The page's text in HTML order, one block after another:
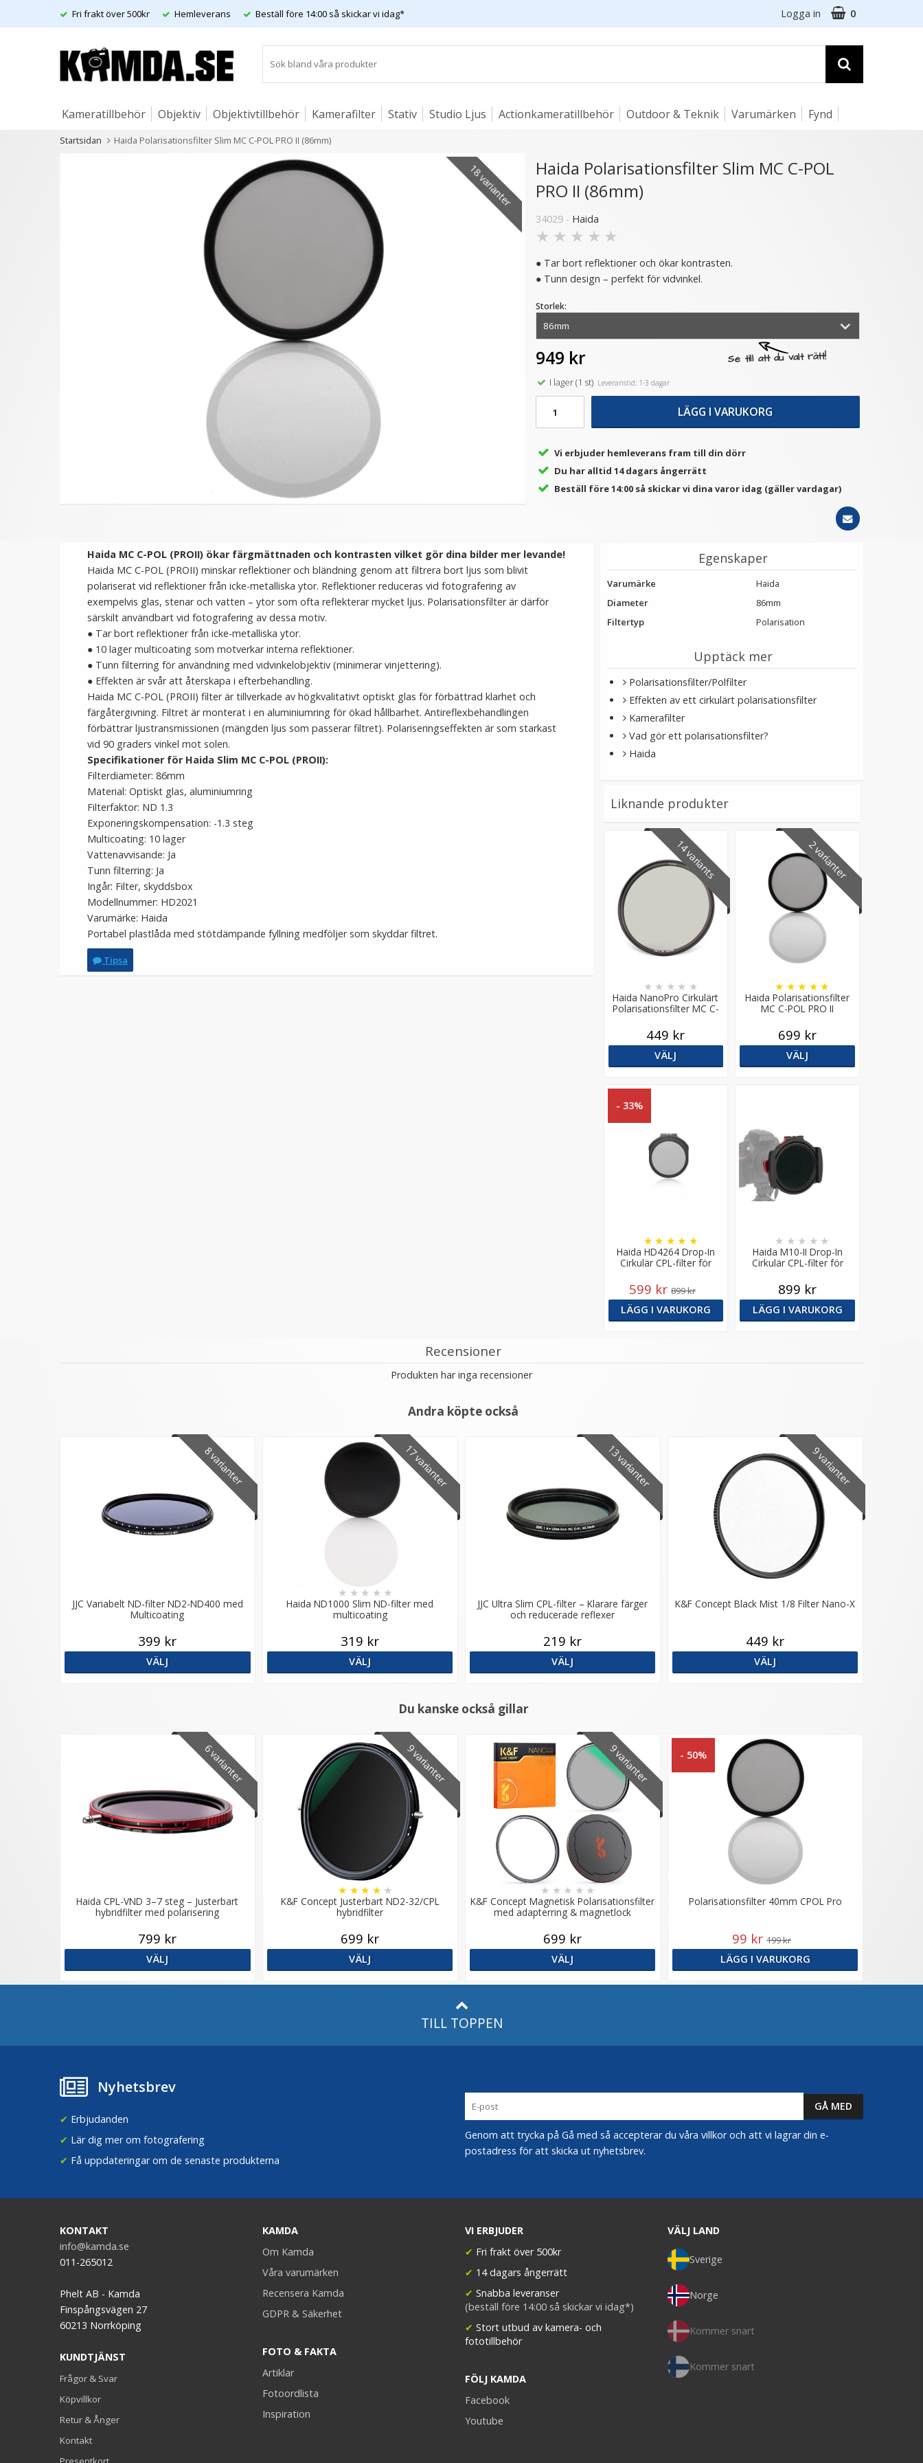
Fri frakt över 500kr Hemleverans Beställ före 14:00 så skickar vi idag* Logga in 0
Kameratillbehör Objektiv Objektivtillbehör Kamerafilter Stativ Studio Ljus Actionkameratillbehör Outdoor & Teknik Varumärken Fynd
Artiklar
Startsidan Haida Polarisationsfilter Slim MC C-POL PRO II (86mm)
JJC Snap-on främre
objektivlock med snodd –
skyddar och förenklar
★★ ★★★
Kiwifotos Främre
Objektivlock Center Pinch –
Snap-On
69 kr
Step Up Ring 67-72mm -
Gör filtergängan större
★★★
Gör filtergängan större
79 kr
LÄGG I VARUKORG
JJC Filterfodral för 4x filter
★★★★★
LÄGG I VARUKORG
18 varianter
Haida Polarisationsfilter Slim MC C-POL
PRO II (86mm)
34029 - Haida
★ ★ ★ ★ ★
● Tar bort reflektioner och ökar kontrasten.
● Tunn design – perfekt för vidvinkel.
Se till att du valt rätt!
Storlek:
949 kr
I lager (1 st)Leveranstid: 1-3 dagar
LÄGG I VARUKORG
Vi erbjuder hemleverans fram till din dörr
Du har alltid 14 dagars ångerrätt
Beställ före 14:00 så skickar vi dina varor idag (gäller vardagar)
Haida MC C-POL (PROII) ökar färgmättnaden och kontrasten vilket gör dina bilder mer levande!
Haida MC C-POL (PROII) minskar reflektioner och bländning genom att filtrera bort ljus som blivit
polariserat vid reflektioner från icke-metalliska ytor. Reflektioner reduceras vid fotografering av
exempelvis glas, stenar och vatten – ytor som ofta reflekterar mycket ljus. Polarisationsfilter är därför
särskilt användbart vid fotografering av dessa motiv.
● Tar bort reflektioner från icke-metalliska ytor.
● 10 lager multicoating som motverkar interna reflektioner.
● Tunn filterring för användning med vidvinkelobjektiv (minimerar vinjettering).
● Effekten är svår att återskapa i efterbehandling.
Haida MC C-POL (PROII) filter är tillverkade av högkvalitativt optiskt glas för förbättrad klarhet och
färgåtergivning. Filtret är monterat i en aluminiumring för ökad hållbarhet. Antireflexbehandlingen
förbättrar ljustransmissionen (mängden ljus som passerar filtret). Polariseringseffekten är som starkast
vid 90 graders vinkel mot solen.
Specifikationer för Haida Slim MC C-POL (PROII):
Filterdiameter: 86mm
Material: Optiskt glas, aluminiumring
Filterfaktor: ND 1.3
Exponeringskompensation: -1.3 steg
Multicoating: 10 lager
Vattenavvisande: Ja
Tunn filterring: Ja
Ingår: Filter, skyddsbox
Modellnummer: HD2021
Varumärke: Haida
Portabel plastlåda med stötdämpande fyllning medföljer som skyddar filtret.
Tipsa
Egenskaper
Varumärke
Haida
Diameter
86mm
Filtertyp
Polarisation
Upptäck mer
Polarisationsfilter/Polfilter
Effekten av ett cirkulärt polarisationsfilter
Kamerafilter
Vad gör ett polarisationsfilter?
Haida
Liknande produkter
14 variants
Haida NanoPro Cirkulärt
Polarisationsfilter MC C-
★ ★ ★ ★ ★
449 kr
VÄLJ
2 varianter
Haida Polarisationsfilter
MC C-POL PRO II
★ ★ ★ ★ ★
699 kr
VÄLJ
- 33%
Haida HD4264 Drop-In
Cirkulär CPL-filter för
★ ★ ★ ★ ★
599 kr 899 kr
LÄGG I VARUKORG
Haida M10-II Drop-In
Cirkulär CPL-filter för
★ ★ ★ ★ ★
899 kr
LÄGG I VARUKORG
Recensioner
Produkten har inga recensioner
Andra köpte också
8 varianter
JJC Variabelt ND-filter ND2-ND400 med
Multicoating
399 kr
VÄLJ
17 varianter
Haida ND1000 Slim ND-filter med
multicoating
★ ★ ★ ★ ★
319 kr
VÄLJ
13 varianter
JJC Ultra Slim CPL-filter – Klarare färger
och reducerade reflexer
219 kr
VÄLJ
9 varianter
K&F Concept Black Mist 1/8 Filter Nano-X
449 kr
VÄLJ
Du kanske också gillar
6 varianter
Haida CPL-VND 3–7 steg – Justerbart
hybridfilter med polarisering
799 kr
VÄLJ
9 varianter
K&F Concept Justerbart ND2-32/CPL
hybridfilter
★ ★ ★ ★ ★
699 kr
VÄLJ
9 varianter
K&F Concept Magnetisk Polarisationsfilter
med adapterring & magnetlock
★ ★ ★ ★ ★
699 kr
VÄLJ
- 50%
Polarisationsfilter 40mm CPOL Pro
99 kr 199 kr
LÄGG I VARUKORG
TILL TOPPEN
Nyhetsbrev
✔ Erbjudanden
✔ Lär dig mer om fotografering
✔ Få uppdateringar om de senaste produkterna
Genom att trycka på Gå med så accepterar du våra villkor och att vi lagrar din e-
postadress för att skicka ut nyhetsbrev.
KONTAKT
info@kamda.se
011-265012
Phelt AB - Kamda
Finspångsvägen 27
60213 Norrköping
KUNDTJÄNST
Frågor & Svar
Köpvillkor
Retur & Ånger
Kontakt
KAMDA
Om Kamda
Våra varumärken
Recensera Kamda
GDPR & Säkerhet
FOTO & FAKTA
Artiklar
Fotoordlista
Inspiration
VI ERBJUDER
✔ Fri frakt över 500kr
✔ 14 dagars ångerrätt
✔ Snabba leveranser
(beställ före 14:00 så skickar vi idag*)
✔ Stort utbud av kamera- och
fototillbehör
FÖLJ KAMDA
Facebook
Youtube
VÄLJ LAND
Sverige
Norge
Kommer snart
Kommer snart